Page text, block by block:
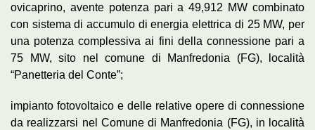
ovicaprino, avente potenza pari a 49,912 MW combinato
con sistema di accumulo di energia elettrica di 25 MW, per
una potenza complessiva ai fini della connessione pari a
75 MW, sito nel comune di Manfredonia (FG), località
“Panetteria del Conte”;
impianto fotovoltaico e delle relative opere di connessione
da realizzarsi nel Comune di Manfredonia (FG), in località